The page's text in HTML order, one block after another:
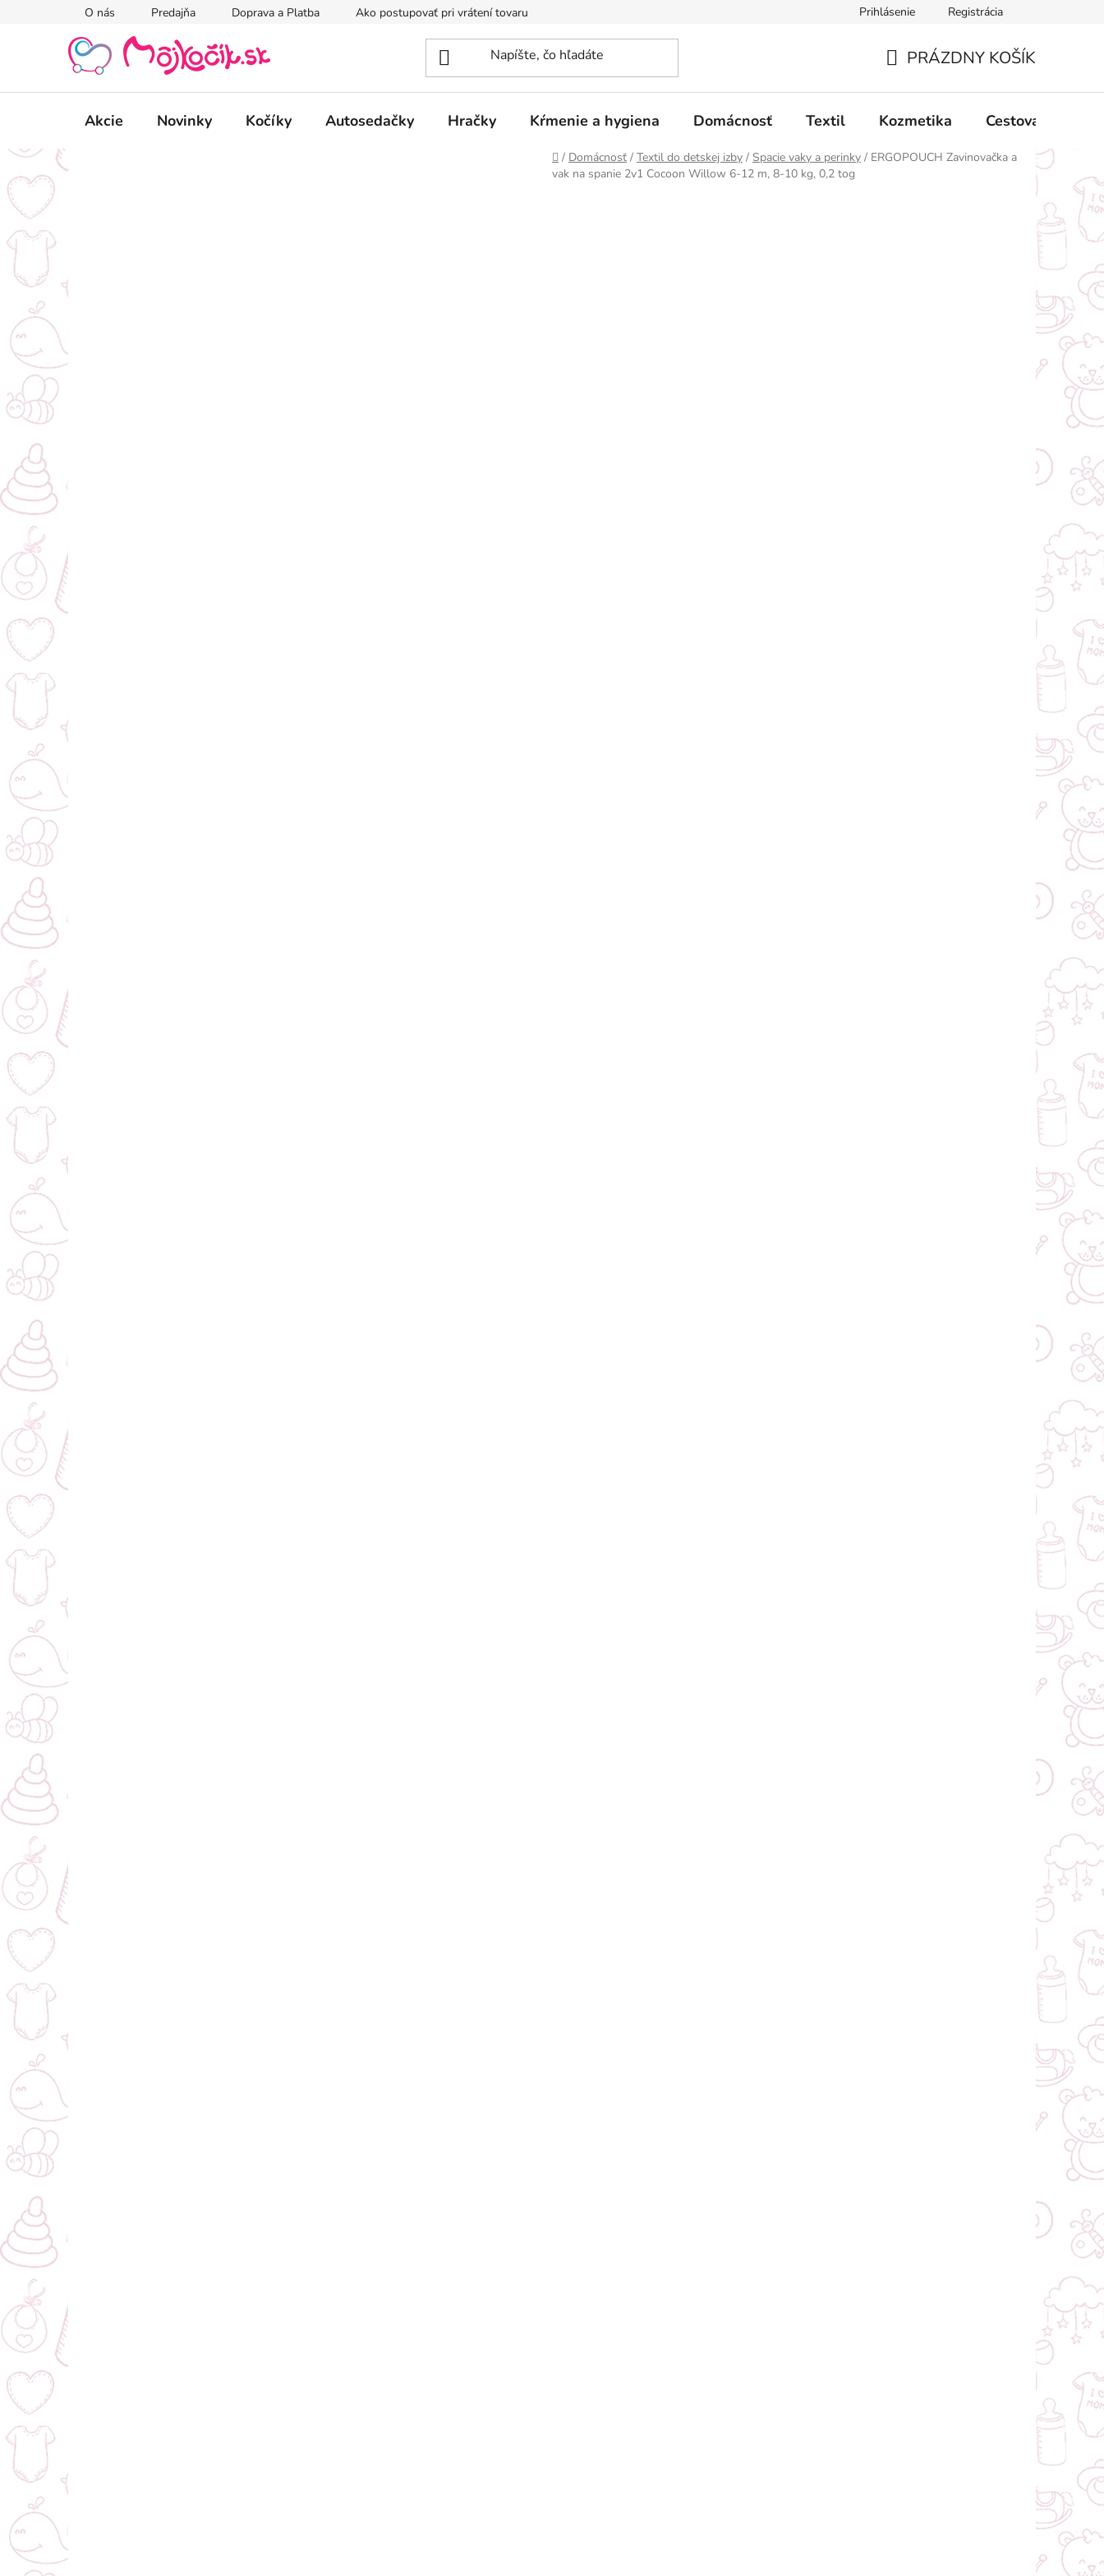
O nás Predajňa Doprava a Platba Ako postupovať pri vrátení tovaru Obchodné podmienky Podmienky ochrany
Prihlásenie Registrácia
KOŠÍK
PRÁZDNY KOŠÍK
Akcie Novinky Kočíky Autosedačky Hračky Kŕmenie a hygiena Domácnosť Textil Kozmetika Cestovanie
Domov
/ Domácnosť / Textil do detskej izby / Spacie vaky a perinky / ERGOPOUCH Zavinovačka a
vak na spanie 2v1 Cocoon Willow 6-12 m, 8-10 kg, 0,2 tog